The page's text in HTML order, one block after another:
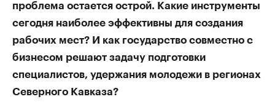
проблема остается острой. Какие инструменты
сегодня наиболее эффективны для создания
рабочих мест? И как государство совместно с
бизнесом решают задачу подготовки
специалистов, удержания молодежи в регионах
Северного Кавказа?